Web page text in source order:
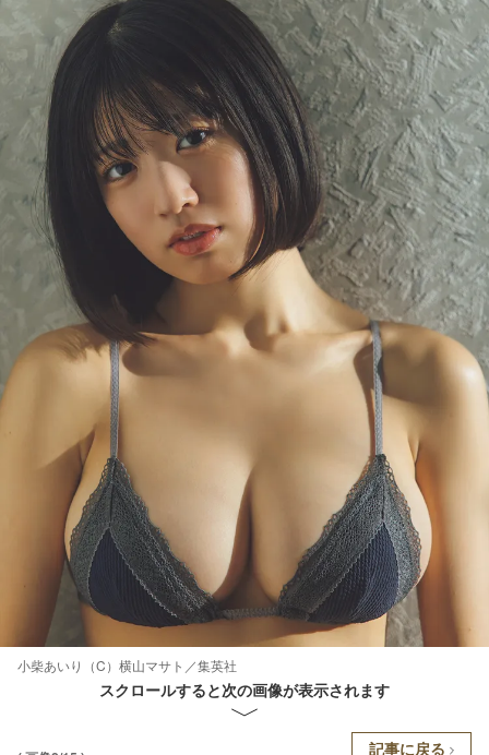
小柴あいり（C）横山マサト／集英社
スクロールすると次の画像が表示されます
記事に戻る